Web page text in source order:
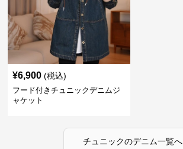
¥6,900 (税込)
フード付きチュニックデニムジ
ャケット
チュニックのデニム一覧へ